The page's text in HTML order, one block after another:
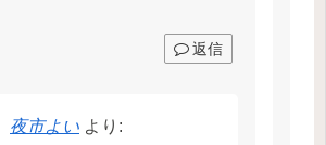
返信
夜市よい より: